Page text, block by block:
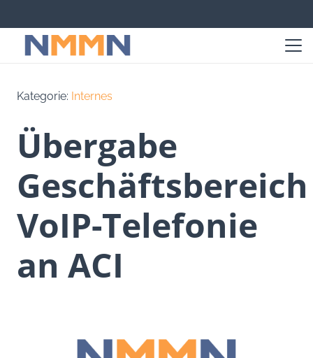
Kategorie: Internes
Übergabe
Geschäftsbereich
VoIP-Telefonie
an ACI